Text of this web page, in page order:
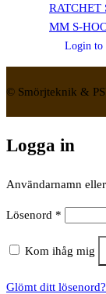
RATCHET
MM S-
Login to
© Smörjteknik &
Logga in
Användarnamn
Lösenord *
Kom ihåg mig
Glömt ditt lösenord?